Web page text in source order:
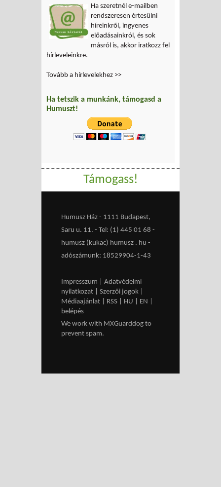
Ha szeretnél e-mailben
rendszeresen értesülni
híreinkről, ingyenes
előadásainkról, és sok
másról is, akkor iratkozz fel
hírleveleinkre.
Tovább a hírlevelekhez >>
Ha tetszik a munkánk, támogasd a
Humuszt!
Támogass!
Humusz Ház - 1111 Budapest,
Saru u. 11. - Tel: (1) 445 01 68 -
humusz (kukac) humusz . hu -
adószámunk: 18529904-1-43
Impresszum
Adatvédelmi
nyilatkozat
Szerzői jogok
Médiaajánlat
RSS HU EN
belépés
We work with MXGuarddog to
prevent spam.